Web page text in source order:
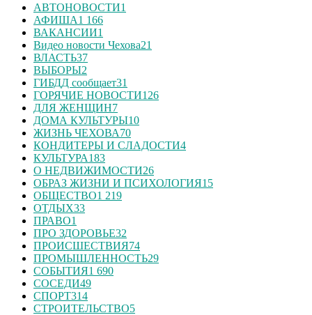
АВТОНОВОСТИ1
АФИША1 166
ВАКАНСИИ1
Видео новости Чехова21
ВЛАСТЬ37
ВЫБОРЫ2
ГИБДД сообщает31
ГОРЯЧИЕ НОВОСТИ126
ДЛЯ ЖЕНЩИН7
ДОМА КУЛЬТУРЫ10
ЖИЗНЬ ЧЕХОВА70
КОНДИТЕРЫ И СЛАДОСТИ4
КУЛЬТУРА183
О НЕДВИЖИМОСТИ26
ОБРАЗ ЖИЗНИ И ПСИХОЛОГИЯ15
ОБЩЕСТВО1 219
ОТДЫХ33
ПРАВО1
ПРО ЗДОРОВЬЕ32
ПРОИСШЕСТВИЯ74
ПРОМЫШЛЕННОСТЬ29
СОБЫТИЯ1 690
СОСЕДИ49
СПОРТ314
СТРОИТЕЛЬСТВО5